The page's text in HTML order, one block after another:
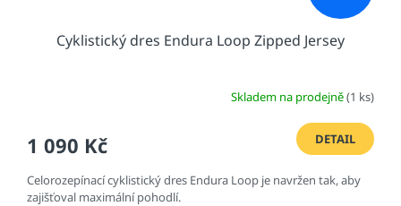
Cyklistický dres Endura Loop Zipped Jersey
Skladem na prodejně(1 ks)
1 090 Kč DETAIL
Celorozepínací cyklistický dres Endura Loop je navržen tak, aby
zajišťoval maximální pohodlí.